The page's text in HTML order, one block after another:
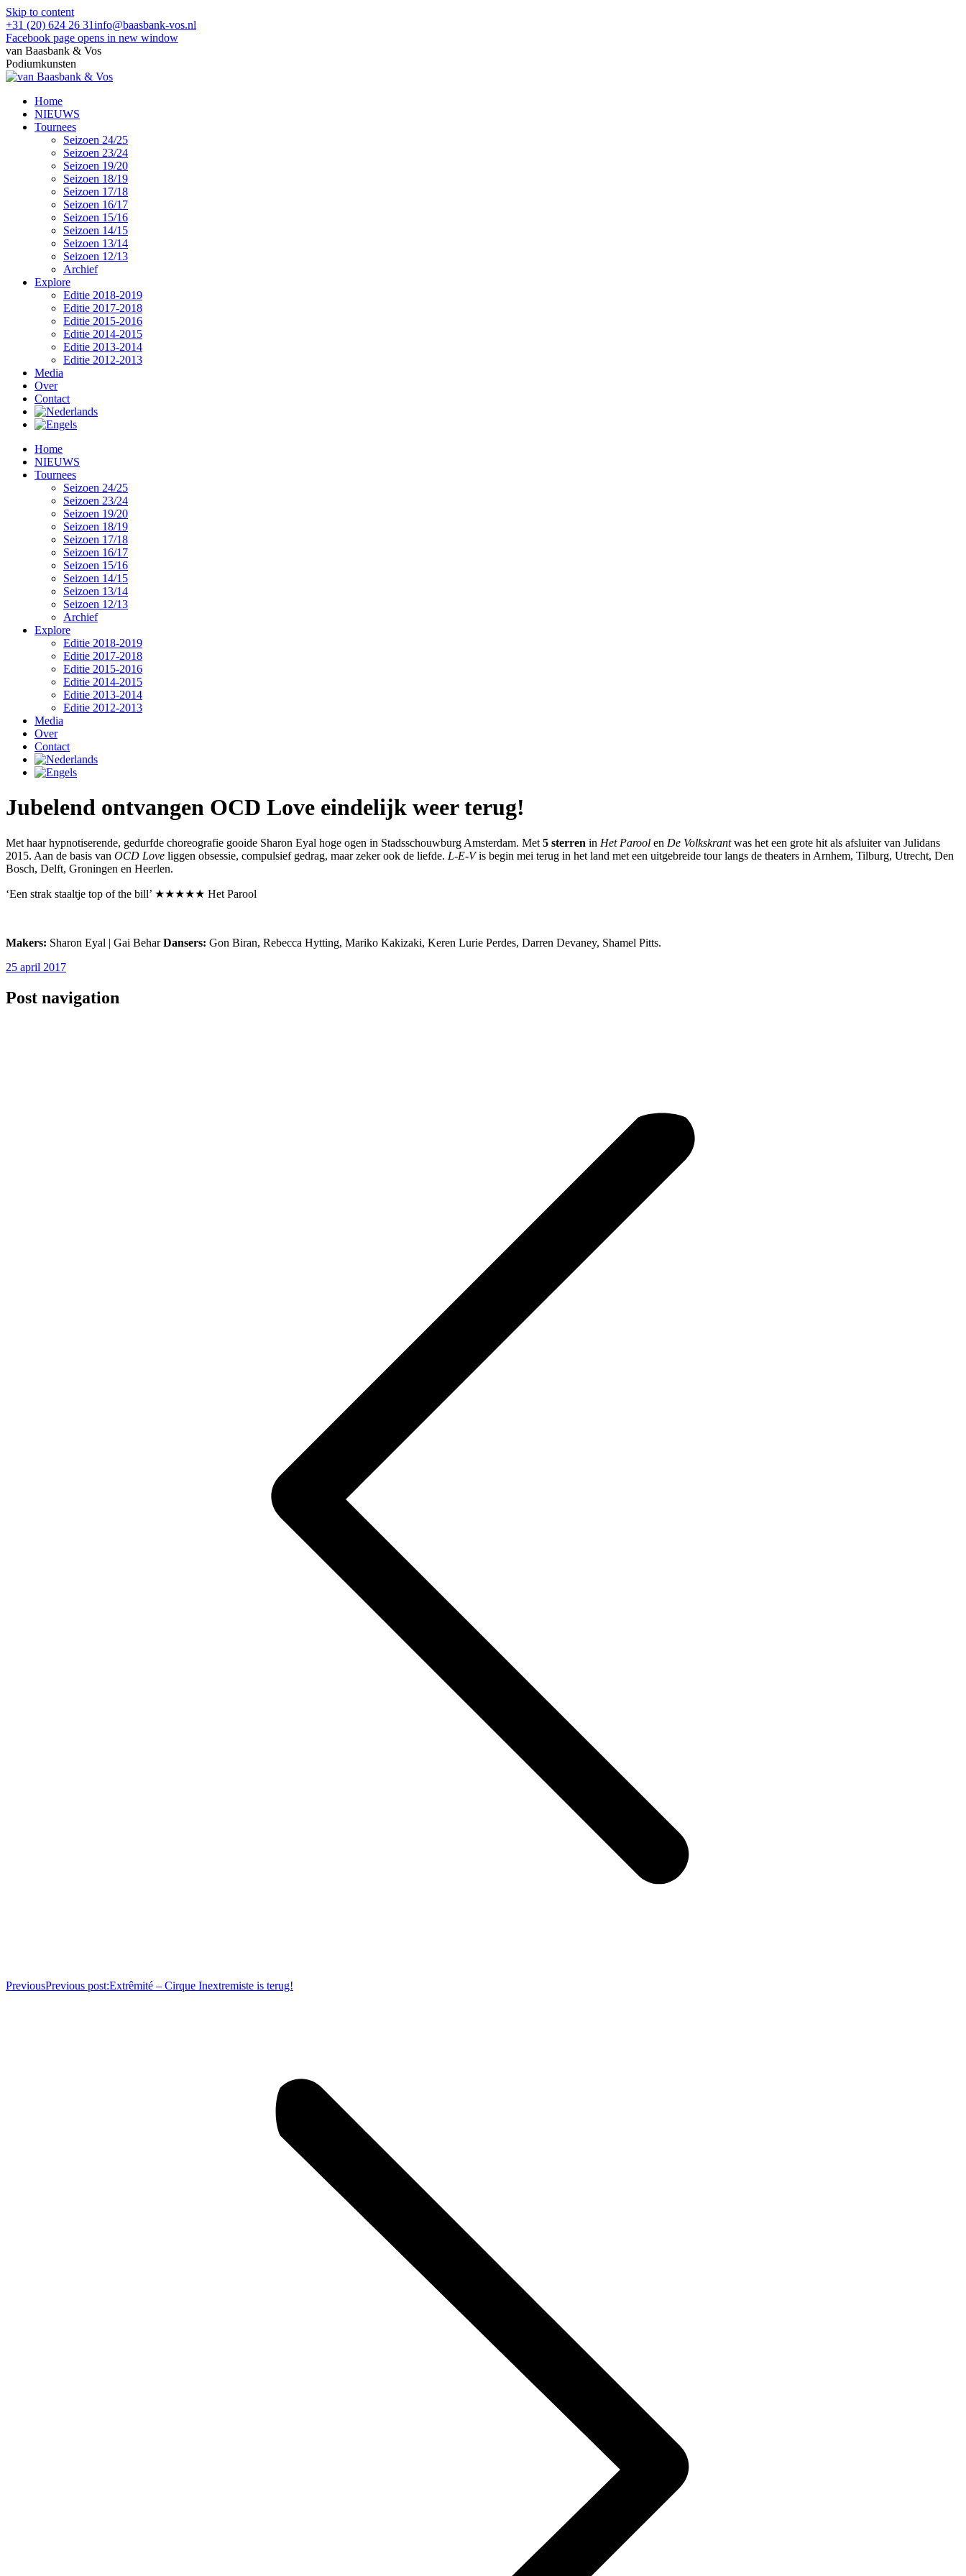
Skip to content
+31 (20) 624 26 31info@baasbank-vos.nl
Facebook page opens in new window
van Baasbank & Vos
Podiumkunsten
Home
NIEUWS
Tournees
Seizoen 24/25
Seizoen 23/24
Seizoen 19/20
Seizoen 18/19
Seizoen 17/18
Seizoen 16/17
Seizoen 15/16
Seizoen 14/15
Seizoen 13/14
Seizoen 12/13
Archief
Explore
Editie 2018-2019
Editie 2017-2018
Editie 2015-2016
Editie 2014-2015
Editie 2013-2014
Editie 2012-2013
Media
Over
Contact
Home
NIEUWS
Tournees
Seizoen 24/25
Seizoen 23/24
Seizoen 19/20
Seizoen 18/19
Seizoen 17/18
Seizoen 16/17
Seizoen 15/16
Seizoen 14/15
Seizoen 13/14
Seizoen 12/13
Archief
Explore
Editie 2018-2019
Editie 2017-2018
Editie 2015-2016
Editie 2014-2015
Editie 2013-2014
Editie 2012-2013
Media
Over
Contact
Jubelend ontvangen OCD Love eindelijk weer terug!
Met haar hypnotiserende, gedurfde choreografie gooide Sharon Eyal hoge ogen in Stadsschouwburg Amsterdam. Met 5 sterren in Het Parool en De Volkskrantwas het een grote hit als afsluiter van Julidans
2015. Aan de basis van OCD Love liggen obsessie, compulsief gedrag, maar zeker ook de liefde. L-E-Vis begin mei terug in het land met een uitgebreide tour langs de theaters in Arnhem, Tilburg, Utrecht, Den
Bosch, Delft, Groningen en Heerlen.
‘Een strak staaltje top of the bill’ ★★★★★ Het Parool
Makers: Sharon Eyal | Gai BeharDansers: Gon Biran, Rebecca Hytting, Mariko Kakizaki, Keren Lurie Perdes, Darren Devaney, Shamel Pitts.
25 april 2017
Post navigation
PreviousPrevious post:Extrêmité – Cirque Inextremiste is terug!